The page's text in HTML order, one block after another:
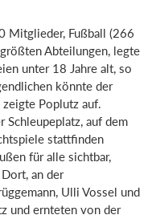
Mitglieder, Fußball (266
Abteilungen, legte
unter 18 Jahre alt, so
könnte der
Poplutz auf.
Schleupeplatz, auf dem
stattfinden
für alle sichtbar,
an der
Ulli Vossel und
und ernteten von der